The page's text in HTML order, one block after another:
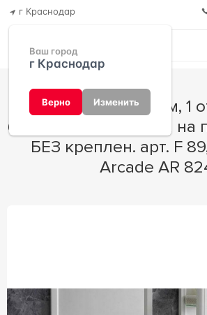
г Краснодар
Ваш город
г Краснодар
Верно Изменить
бортиком, установка на
БЕЗ креплен. арт. F
Arcade AR